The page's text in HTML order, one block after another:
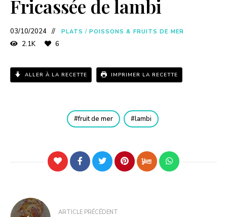
Fricassée de lambi
03/10/2024 PLATS / POISSONS & FRUITS DE MER
2.1K 6
ALLER À LA RECETTE IMPRIMER LA RECETTE
fruit de mer lambi
ARTICLE PRÉCÉDENT